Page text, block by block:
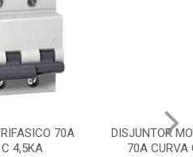
DISJUNTOR MONOFASICO
70A CURVA C 4.5KA